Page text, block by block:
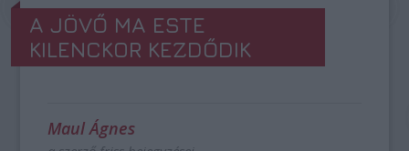
A JÖVŐ MA ESTE
KILENCKOR KEZDŐDIK
Maul Ágnes